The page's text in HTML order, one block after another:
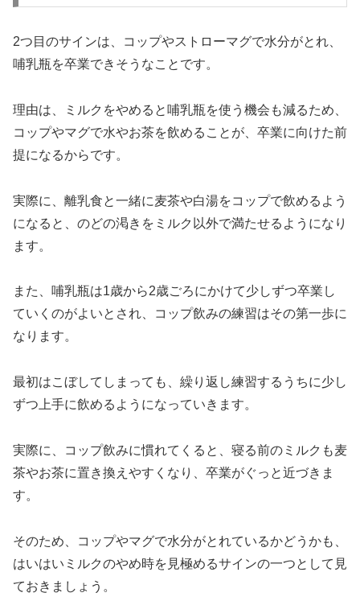
2つ目のサインは、コップやストローマグで水分がとれ、
哺乳瓶を卒業できそうなことです。
理由は、ミルクをやめると哺乳瓶を使う機会も減るため、
コップやマグで水やお茶を飲めることが、卒業に向けた前
提になるからです。
実際に、離乳食と一緒に麦茶や白湯をコップで飲めるよう
になると、のどの渇きをミルク以外で満たせるようになり
ます。
また、哺乳瓶は1歳から2歳ごろにかけて少しずつ卒業し
ていくのがよいとされ、コップ飲みの練習はその第一歩に
なります。
最初はこぼしてしまっても、繰り返し練習するうちに少し
ずつ上手に飲めるようになっていきます。
実際に、コップ飲みに慣れてくると、寝る前のミルクも麦
茶やお茶に置き換えやすくなり、卒業がぐっと近づきま
す。
そのため、コップやマグで水分がとれているかどうかも、
はいはいミルクのやめ時を見極めるサインの一つとして見
ておきましょう。